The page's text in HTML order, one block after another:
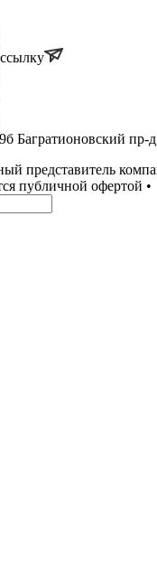
Багратионовский пр-
представитель
публичной офертой •